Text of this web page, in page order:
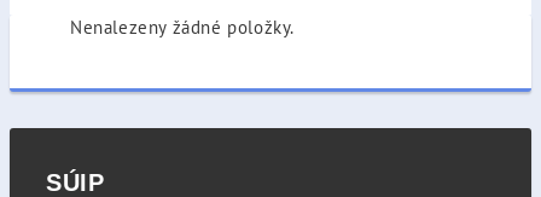
Nenalezeny žádné položky.
SÚIP